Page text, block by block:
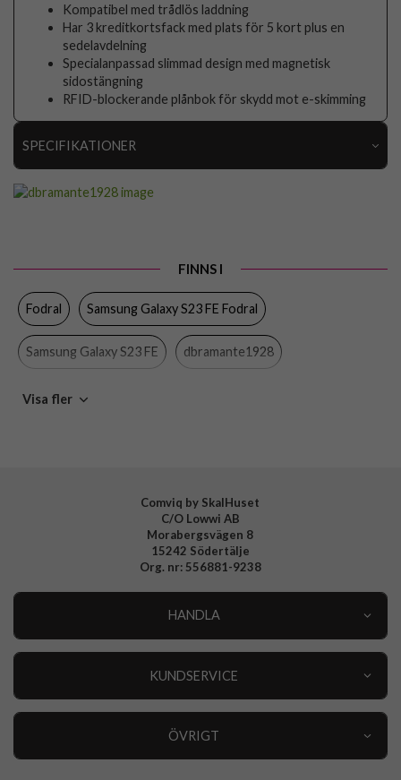
Kompatibel med trådlös laddning
Har 3 kreditkortsfack med plats för 5 kort plus en
sedelavdelning
Specialanpassad slimmad design med magnetisk
sidostängning
RFID-blockerande plånbok för skydd mot e-skimming
SPECIFIKATIONER
Kortfack, Löstagbart skal, RFID-skydd
Färg
Återvunnen plast, Äkta läder
Tillverkarens art nr
FINNS I
Fodral Samsung Galaxy S23 FE Fodral
Samsung Galaxy S23 FE dbramante1928
Samsung Galaxy
Visa fler
Comviq by SkalHuset
C/O Lowwi AB
Morabergsvägen 8
15242 Södertälje
Org. nr: 556881-9238
HANDLA
KUNDSERVICE
ÖVRIGT